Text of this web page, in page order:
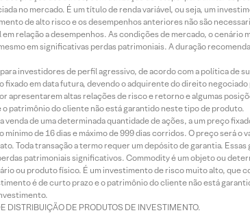
no mercado. É um título de renda variável, ou seja, um
de alto risco e os desempenhos anteriores não são
relação a desempenhos. As condições de mercado, o
em significativas perdas patrimoniais. A duração
investidores de perfil agressivo, de acordo com a política de
em data futura, devendo o adquirente do direito
apresentarem altas relações de risco e retorno e algumas
patrimônio do cliente não está garantido neste tipo de produto.
de uma determinada quantidade de ações, a um preço
de 16 dias e máximo de 999 dias corridos. O preço será o
Toda transação a termo requer um depósito de garantia.
patrimoniais significativos. Commodity é um objeto ou
ou produto físico. É um investimento de risco muito alto, que
é de curto prazo e o patrimônio do cliente não está
DISTRIBUIÇÃO DE PRODUTOS DE INVESTIMENTO.